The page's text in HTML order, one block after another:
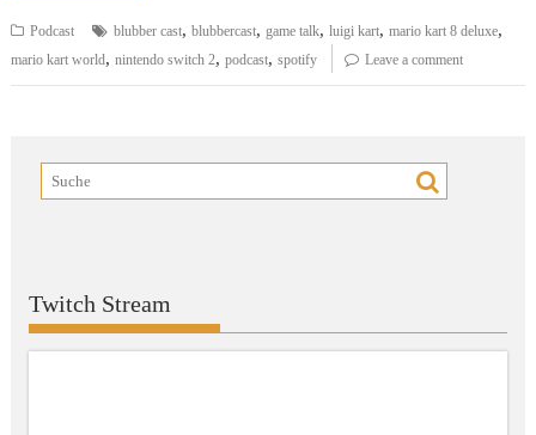
Podcast blubber cast,blubbercast,game talk,luigi kart,mario kart 8 deluxe,
mario kart world,nintendo switch 2,podcast,spotify Leave a comment
Twitch Stream